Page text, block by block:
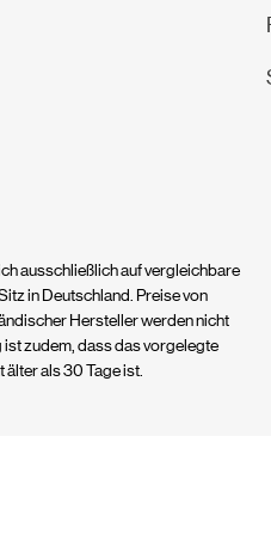
ausschließlich auf vergleichbare
in Deutschland. Preise von
Hersteller werden nicht
zudem, dass das vorgelegte
als 30 Tage ist.